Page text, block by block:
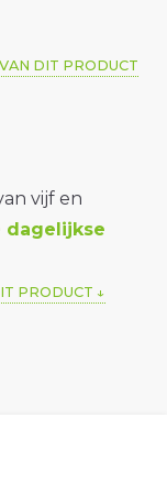
DIT PRODUCT
vijf en
dagelijkse
PRODUCT